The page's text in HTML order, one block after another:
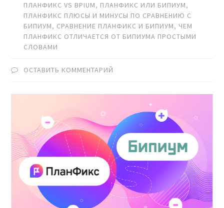
ПЛАНФИКС VS BPIUM, ПЛАНФИКС ИЛИ БИПИУМ,
ПЛАНФИКС ПЛЮСЫ И МИНУСЫ ПО СРАВНЕНИЮ С
БИПИУМ, СРАВНЕНИЕ ПЛАНФИКС И БИПИУМ, ЧЕМ
ПЛАНФИКС ОТЛИЧАЕТСЯ ОТ БИПИУМА ПРОСТЫМИ
СЛОВАМИ
ОСТАВИТЬ КОММЕНТАРИЙ